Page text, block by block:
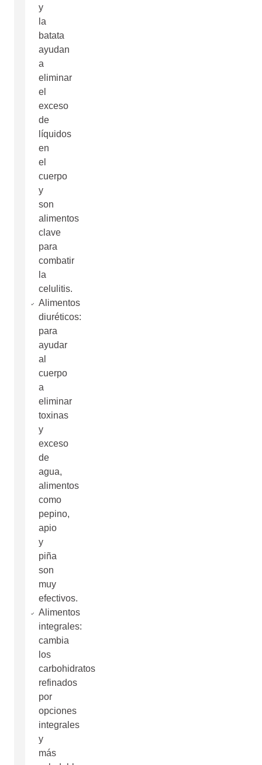
y
la
batata
ayudan
a
eliminar
el
exceso
de
líquidos
en
el
cuerpo
y
son
alimentos
clave
para
combatir
la
celulitis.
Alimentos
diuréticos:
para
ayudar
al
cuerpo
a
eliminar
toxinas
y
exceso
de
agua,
alimentos
como
pepino,
apio
y
piña
son
muy
efectivos.
Alimentos
integrales:
cambia
los
carbohidratos
refinados
por
opciones
integrales
y
más